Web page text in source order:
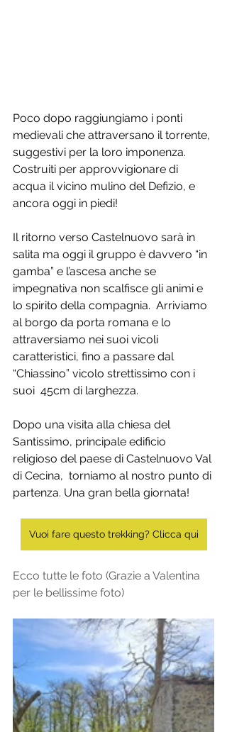
Poco dopo raggiungiamo i ponti
medievali che attraversano il torrente,
suggestivi per la loro imponenza.
Costruiti per approvvigionare di
acqua il vicino mulino del Defizio, e
ancora oggi in piedi!
Il ritorno verso Castelnuovo sarà in
salita ma oggi il gruppo è davvero “in
gamba” e l’ascesa anche se
impegnativa non scalfisce gli animi e
lo spirito della compagnia.  Arriviamo
al borgo da porta romana e lo
attraversiamo nei suoi vicoli
caratteristici, fino a passare dal
“Chiassino” vicolo strettissimo con i
suoi  45cm di larghezza.
Dopo una visita alla chiesa del
Santissimo, principale edificio
religioso del paese di Castelnuovo Val
di Cecina,  torniamo al nostro punto di
partenza. Una gran bella giornata!
Vuoi fare questo trekking? Clicca qui
Ecco tutte le foto (Grazie a Valentina
per le bellissime foto)